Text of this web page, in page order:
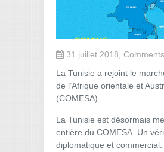
31 juillet 2018,
La Tunisie a rejoint le
de l’Afrique orientale et
(COMESA).
La Tunisie est désormais
entière du COMESA. Un
diplomatique et commercial.